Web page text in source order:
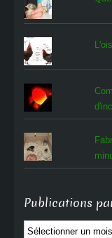
Publications
Publications